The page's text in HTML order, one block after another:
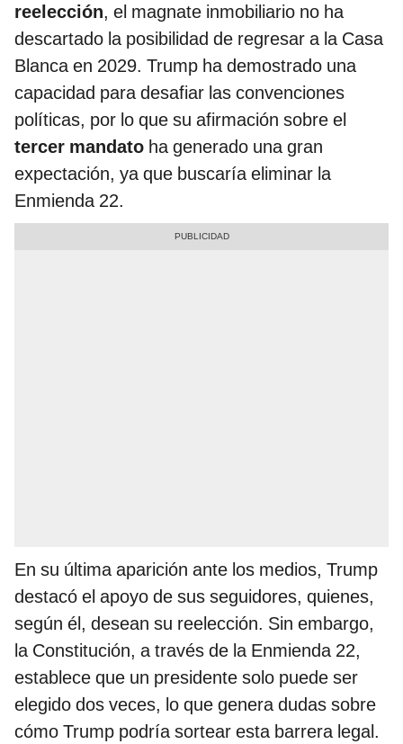
reelección, el magnate inmobiliario no ha
descartado la posibilidad de regresar a la Casa
Blanca en 2029. Trump ha demostrado una
capacidad para desafiar las convenciones
políticas, por lo que su afirmación sobre el
tercer mandato ha generado una gran
expectación, ya que buscaría eliminar la
Enmienda 22.
En su última aparición ante los medios, Trump
destacó el apoyo de sus seguidores, quienes,
según él, desean su reelección. Sin embargo,
la Constitución, a través de la Enmienda 22,
establece que un presidente solo puede ser
elegido dos veces, lo que genera dudas sobre
cómo Trump podría sortear esta barrera legal.